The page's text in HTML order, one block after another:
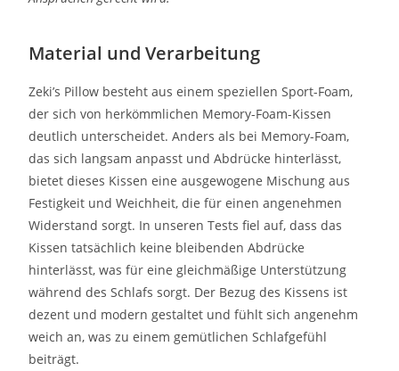
Material und Verarbeitung
Zeki’s Pillow besteht aus einem speziellen Sport-Foam,
der sich von herkömmlichen Memory-Foam-Kissen
deutlich unterscheidet. Anders als bei Memory-Foam,
das sich langsam anpasst und Abdrücke hinterlässt,
bietet dieses Kissen eine ausgewogene Mischung aus
Festigkeit und Weichheit, die für einen angenehmen
Widerstand sorgt. In unseren Tests fiel auf, dass das
Kissen tatsächlich keine bleibenden Abdrücke
hinterlässt, was für eine gleichmäßige Unterstützung
während des Schlafs sorgt. Der Bezug des Kissens ist
dezent und modern gestaltet und fühlt sich angenehm
weich an, was zu einem gemütlichen Schlafgefühl
beiträgt.